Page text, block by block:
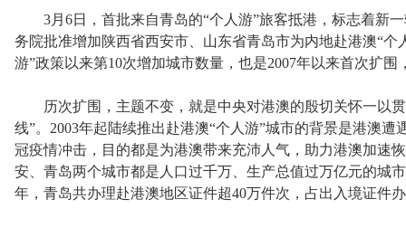
3月6日，首批来自青岛的“个人游”旅客抵港，标志着新一
务院批准增加陕西省西安市、山东省青岛市为内地赴港澳“个
游”政策以来第10次增加城市数量，也是2007年以来首次扩
历次扩围，主题不变，就是中央对港澳的殷切关怀一以贯
线”。2003年起陆续推出赴港澳“个人游”城市的背景是港澳
冠疫情冲击，目的都是为港澳带来充沛人气，助力港澳加速
安、青岛两个城市都是人口过千万、生产总值过万亿元的城
年，青岛共办理赴港澳地区证件超40万件次，占出入境证件